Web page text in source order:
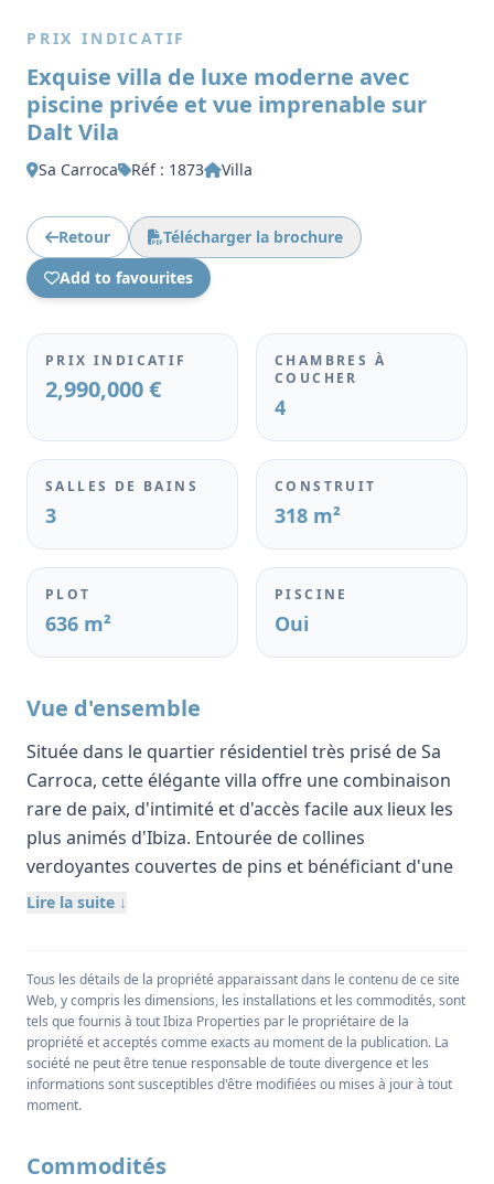
PRIX INDICATIF
Exquise villa de luxe moderne avec
piscine privée et vue imprenable sur
Dalt Vila
Sa Carroca Réf : 1873 Villa
Retour
Télécharger la brochure
Add to favourites
PRIX INDICATIF
2,990,000 €
CHAMBRES À
COUCHER
4
SALLES DE BAINS
3
CONSTRUIT
318 m²
PLOT
636 m²
PISCINE
Oui
Vue d'ensemble
Située dans le quartier résidentiel très prisé de Sa
Carroca, cette élégante villa offre une combinaison
rare de paix, d'intimité et d'accès facile aux lieux les
plus animés d'Ibiza. Entourée de collines
verdoyantes couvertes de pins et bénéficiant d'une
atmosphère communautaire accueillante, la
supermarchés et des restaurants.
Située sur un terrain clos de 636 m², la villa mesure
318 m² et a été entièrement rénovée. Elle fait preuve
d'un grand savoir-faire et d'une attention
méticuleuse aux détails. L'intérieur est lumineux et
cheminée pour un confort tout au long de l'année.
Lire la suite ↓
Tous les détails de la propriété apparaissant dans le contenu de ce site
Web, y compris les dimensions, les installations et les commodités, sont
tels que fournis à tout Ibiza Properties par le propriétaire de la
propriété et acceptés comme exacts au moment de la publication. La
société ne peut être tenue responsable de toute divergence et les
informations sont susceptibles d'être modifiées ou mises à jour à tout
moment.
Commodités